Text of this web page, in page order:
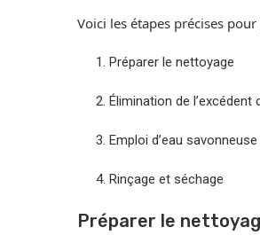
Voici les étapes précises
Préparer le nettoyage
Élimination de l’excédent
Emploi d’eau savonneuse
Rinçage et séchage
Préparer le